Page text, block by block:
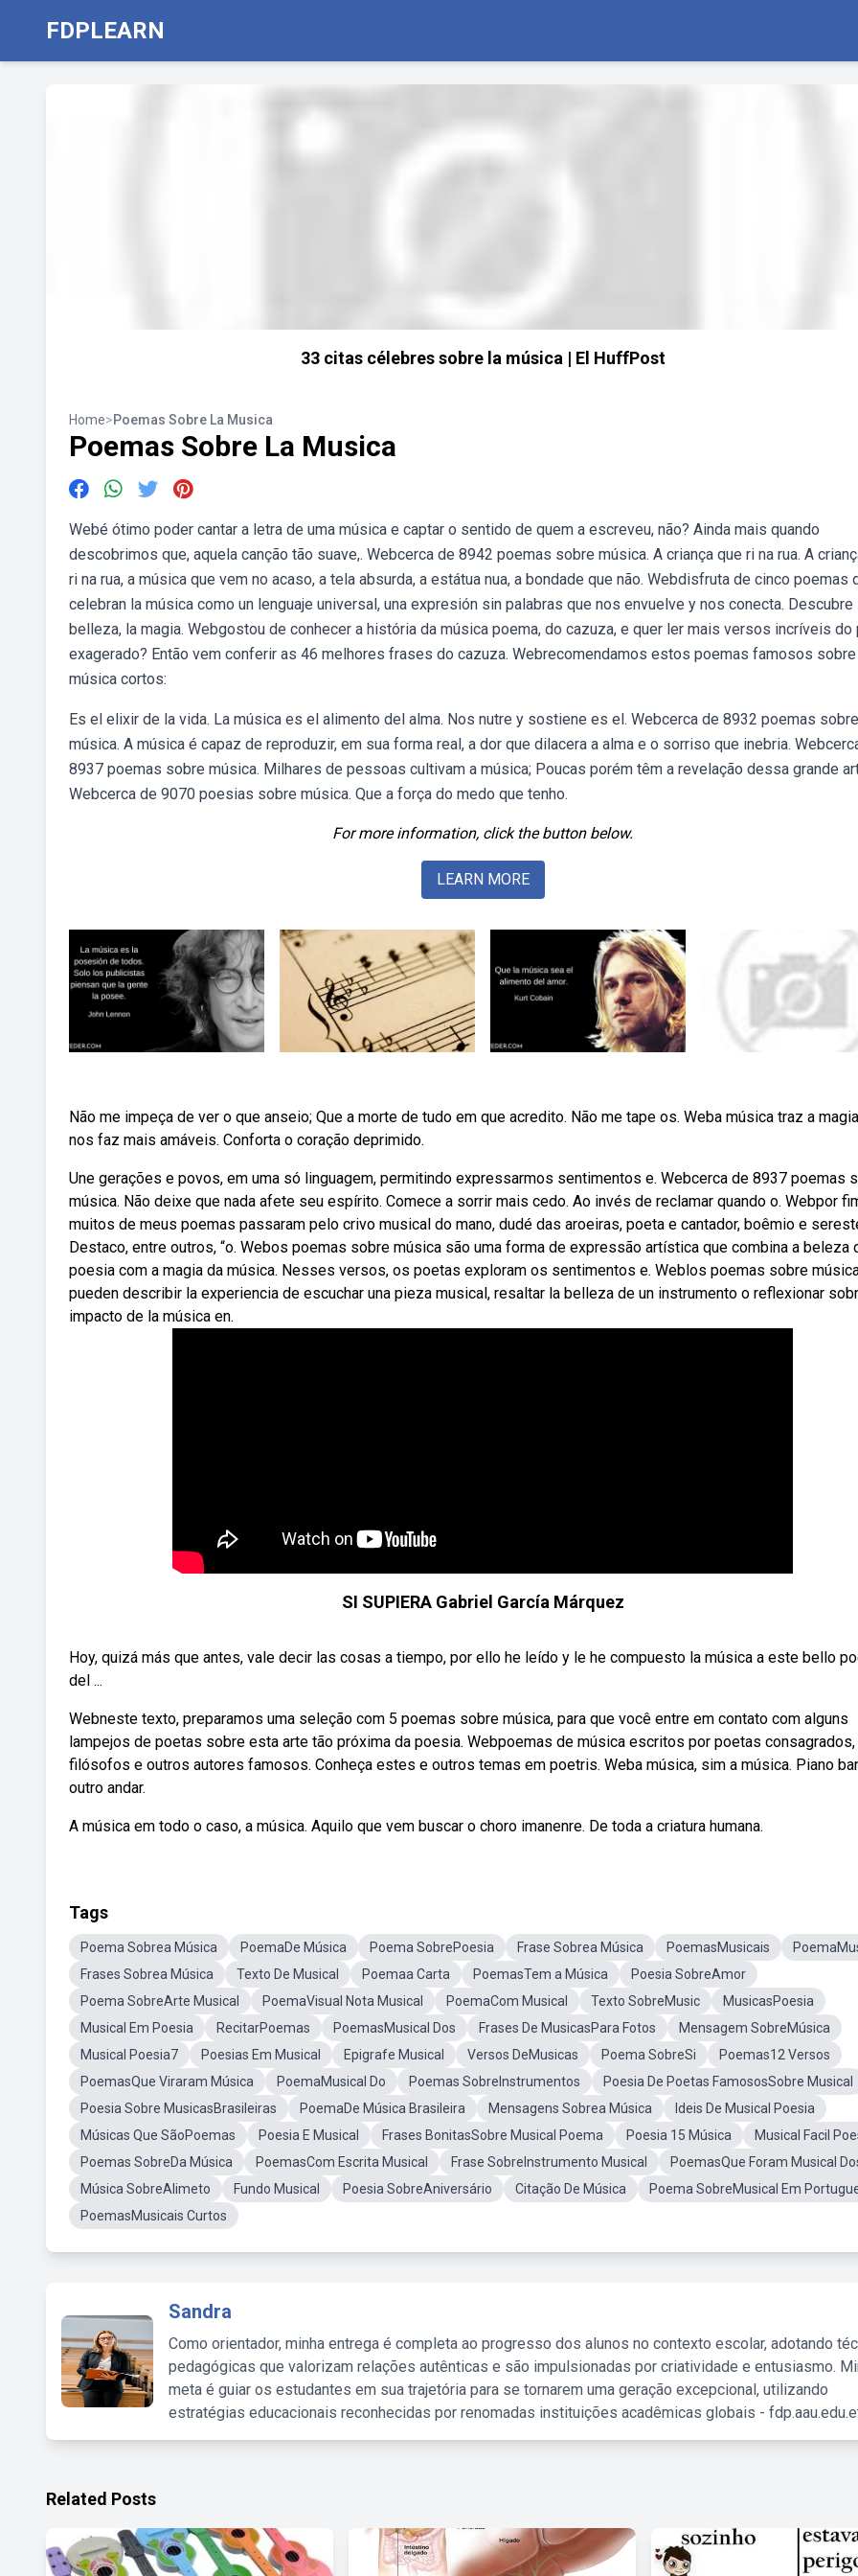
FDPLEARN
33 citas célebres sobre la música | El HuffPost
Home>Poemas Sobre La Musica
Poemas Sobre La Musica
Webé ótimo poder cantar a letra de uma música e captar o sentido de quem a escreveu, não? Ainda mais quando
descobrimos que, aquela canção tão suave,. Webcerca de 8942 poemas sobre música. A criança que ri na rua. A
ri na rua, a música que vem no acaso, a tela absurda, a estátua nua, a bondade que não. Webdisfruta de cinco poemas
celebran la música como un lenguaje universal, una expresión sin palabras que nos envuelve y nos conecta. Descubre
belleza, la magia. Webgostou de conhecer a história da música poema, do cazuza, e quer ler mais versos incríveis do
exagerado? Então vem conferir as 46 melhores frases do cazuza. Webrecomendamos estos poemas famosos
música cortos:
Es el elixir de la vida. La música es el alimento del alma. Nos nutre y sostiene es el. Webcerca de 8932 poemas sobre
música. A música é capaz de reproduzir, em sua forma real, a dor que dilacera a alma e o sorriso que inebria.
8937 poemas sobre música. Milhares de pessoas cultivam a música; Poucas porém têm a revelação dessa grande
Webcerca de 9070 poesias sobre música. Que a força do medo que tenho.
For more information, click the button below.
LEARN MORE
Não me impeça de ver o que anseio; Que a morte de tudo em que acredito. Não me tape os. Weba música traz a
nos faz mais amáveis. Conforta o coração deprimido.
Une gerações e povos, em uma só linguagem, permitindo expressarmos sentimentos e. Webcerca de 8937 poemas
música. Não deixe que nada afete seu espírito. Comece a sorrir mais cedo. Ao invés de reclamar quando o. Webpor
muitos de meus poemas passaram pelo crivo musical do mano, dudé das aroeiras, poeta e cantador, boêmio e
Destaco, entre outros, “o. Webos poemas sobre música são uma forma de expressão artística que combina a beleza
poesia com a magia da música. Nesses versos, os poetas exploram os sentimentos e. Weblos poemas sobre
pueden describir la experiencia de escuchar una pieza musical, resaltar la belleza de un instrumento o reflexionar
impacto de la música en.
SI SUPIERA Gabriel García Márquez
Hoy, quizá más que antes, vale decir las cosas a tiempo, por ello he leído y le he compuesto la música a este bello
del ...
Webneste texto, preparamos uma seleção com 5 poemas sobre música, para que você entre em contato com alguns
lampejos de poetas sobre esta arte tão próxima da poesia. Webpoemas de música escritos por poetas consagrados,
filósofos e outros autores famosos. Conheça estes e outros temas em poetris. Weba música, sim a música. Piano
outro andar.
A música em todo o caso, a música. Aquilo que vem buscar o choro imanenre. De toda a criatura humana.
Tags
Poema Sobrea Música PoemaDe Música Poema SobrePoesia Frase Sobrea Música PoemasMusicais
Frases Sobrea Música
Texto De Musical Poemaa Carta PoemasTem a Música
Poesia SobreAmor
Poema SobreArte Musical
PoemaVisual Nota Musical PoemaCom Musical Texto SobreMusic
MusicasPoesia
Musical Em Poesia
RecitarPoemas PoemasMusical Dos Frases De MusicasPara Fotos
Mensagem SobreMúsica
Musical Poesia7
Poesias Em Musical Epigrafe Musical Versos DeMusicas Poema SobreSi
Poemas12 Versos
PoemasQue Viraram Música
PoemaMusical Do Poemas SobreInstrumentos
Poesia De Poetas FamososSobre Musical
Poesia Sobre MusicasBrasileiras
PoemaDe Música Brasileira Mensagens Sobrea Música
Ideis De Musical Poesia
Músicas Que SãoPoemas
Poesia E Musical Frases BonitasSobre Musical Poema Poesia 15 Música
Musical Facil
Poemas SobreDa Música
PoemasCom Escrita Musical Frase SobreInstrumento Musical
PoemasQue Foram Musical
Música SobreAlimeto
Fundo Musical Poesia SobreAniversário Citação De Música
Poema SobreMusical Em
PoemasMusicais Curtos
Sandra
Como orientador, minha entrega é completa ao progresso dos alunos no contexto escolar, adotando
pedagógicas que valorizam relações autênticas e são impulsionadas por criatividade e entusiasmo.
meta é guiar os estudantes em sua trajetória para se tornarem uma geração excepcional, utilizando
estratégias educacionais reconhecidas por renomadas instituições acadêmicas globais -
Related Posts